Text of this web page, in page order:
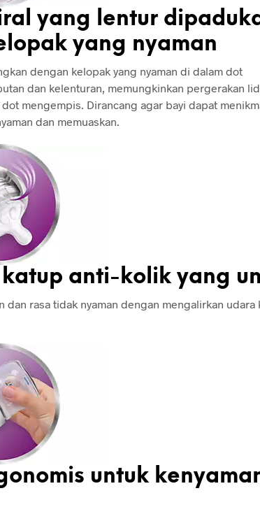
yang lentur
yang nyaman
dengan kelopak yang nyaman di dalam dot
dan kelenturan, memungkinkan pergerakan
mengempis. Dirancang agar bayi dapat
dan memuaskan.
anti-kolik yang
dan rasa tidak nyaman dengan mengalirkan udara
untuk